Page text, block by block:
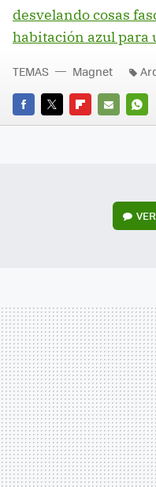
desvelando cosas
habitación azul para
FACEBOOK
TWITTERFLIPBOARD
E-
TEMAS Magnet